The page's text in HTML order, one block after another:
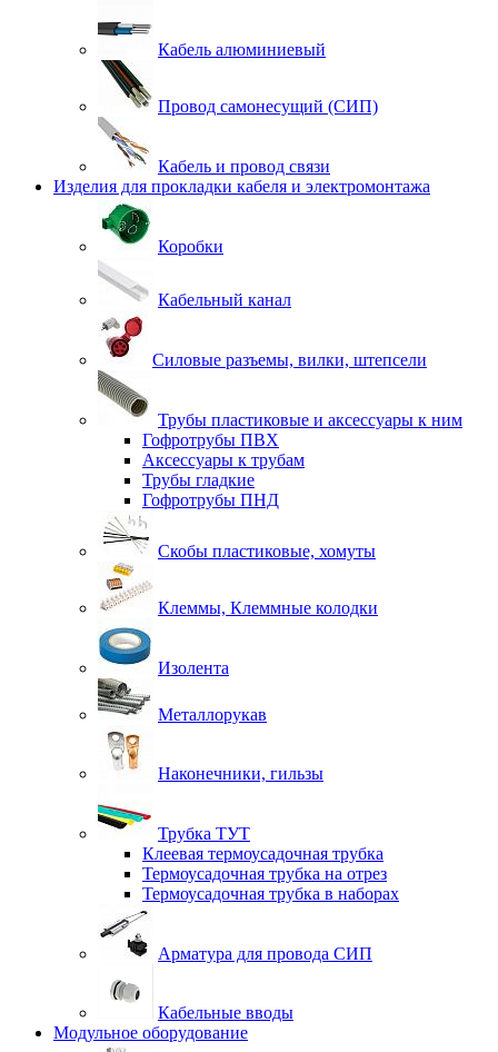
Кабель алюминиевый
Провод самонесущий (СИП)
Кабель и провод связи
Изделия для прокладки кабеля и электромонтажа
Коробки
Кабельный канал
Силовые разъемы, вилки, штепсели
Трубы пластиковые и аксессуары к ним
Гофротрубы ПВХ
Аксессуары к трубам
Трубы гладкие
Гофротрубы ПНД
Скобы пластиковые, хомуты
Клеммы, Клеммные колодки
Изолента
Металлорукав
Наконечники, гильзы
Трубка ТУТ
Клеевая термоусадочная трубка
Термоусадочная трубка на отрез
Термоусадочная трубка в наборах
Арматура для провода СИП
Кабельные вводы
Модульное оборудование